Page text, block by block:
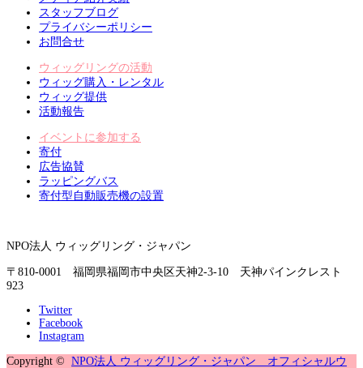
スタッフブログ
プライバシーポリシー
お問合せ
ウィッグリングの活動
ウィッグ購入・レンタル
ウィッグ提供
活動報告
イベントに参加する
寄付
広告協賛
ラッピングバス
寄付型自動販売機の設置
NPO法人 ウィッグリング・ジャパン
〒810-0001 福岡県福岡市中央区天神2-3-10 天神パインクレスト
923
Twitter
Facebook
Instagram
Copyright © NPO法人 ウィッグリング・ジャパン オフィシャルウ